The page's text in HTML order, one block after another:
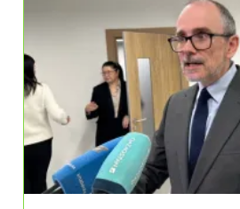
Призывает
Не
Опасаться
Технологий